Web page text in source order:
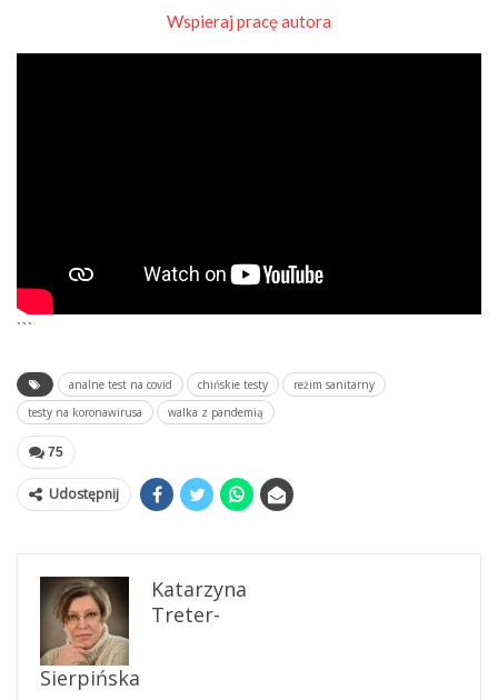
Wspieraj pracę autora
```
analne test na covid chińskie testy
reżim sanitarny
testy na koronawirusa
walka z pandemią
75
Udostępnij
Katarzyna
Treter-
Sierpińska